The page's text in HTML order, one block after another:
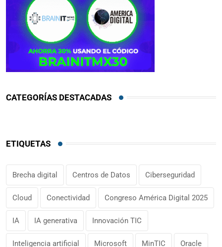
CATEGORÍAS DESTACADAS
ETIQUETAS
Brecha digital Centros de Datos Ciberseguridad
Cloud Conectividad Congreso América Digital 2025
IA IA generativa Innovación TIC
Inteligencia artificial Microsoft MinTIC Oracle